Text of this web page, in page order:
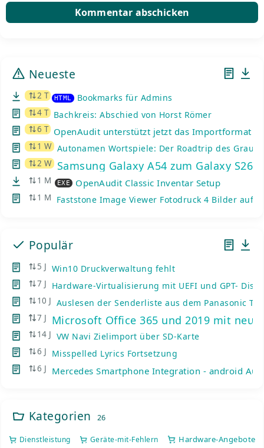
Neueste
2 T HTML Bookmarks für Admins
4 T Bachkreis: Abschied von Horst Römer
6 T OpenAudit unterstützt jetzt das Importformat
1 W Autonamen Wortspiele: Der Roadtrip des
2 W Samsung Galaxy A54 zum Galaxy
1 M EXE OpenAudit Classic Inventar Setup
1 M Faststone Image Viewer Fotodruck 4 Bilder auf
Populär
5 J Win10 Druckverwaltung fehlt
7 J Hardware-Virtualisierung mit UEFI und GPT- Disks
10 J Auslesen der Senderliste aus dem Panasonic TV
7 J Microsoft Office 365 und 2019 mit
14 J VW Navi Zielimport über SD-Karte
6 J Misspelled Lyrics Fortsetzung
6 J Mercedes Smartphone Integration - android
Kategorien 26
Dienstleistung Geräte-mit-Fehlern Hardware-Angebote